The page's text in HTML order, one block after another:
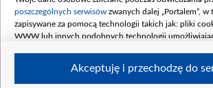
poszczególnych serwisów zwanych dalej „Portalem”,
zapisywane za pomocą technologii takich jak: pliki
WWW lub innych podobnych technologii
Akceptuję i przechodzę do